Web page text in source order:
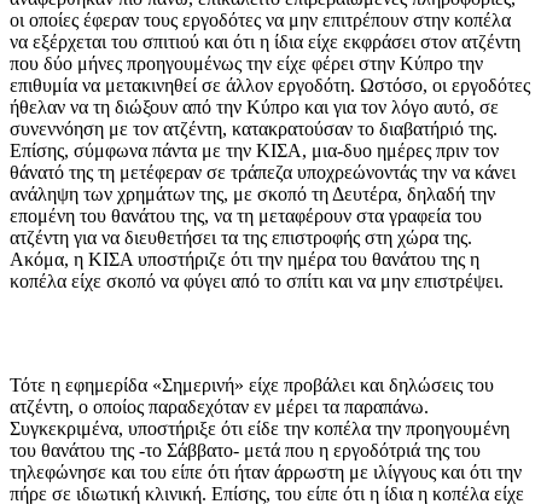
οι οποίες έφεραν τους εργοδότες να μην επιτρέπουν στην κοπέλα
να εξέρχεται του σπιτιού και ότι η ίδια είχε εκφράσει στον ατζέντη
που δύο μήνες προηγουμένως την είχε φέρει στην Κύπρο την
επιθυμία να μετακινηθεί σε άλλον εργοδότη. Ωστόσο, οι εργοδότες
ήθελαν να τη διώξουν από την Κύπρο και για τον λόγο αυτό, σε
συνεννόηση με τον ατζέντη, κατακρατούσαν το διαβατήριό της.
Επίσης, σύμφωνα πάντα με την ΚΙΣΑ, μια-δυο ημέρες πριν τον
θάνατό της τη μετέφεραν σε τράπεζα υποχρεώνοντάς την να κάνει
ανάληψη των χρημάτων της, με σκοπό τη Δευτέρα, δηλαδή την
επομένη του θανάτου της, να τη μεταφέρουν στα γραφεία του
ατζέντη για να διευθετήσει τα της επιστροφής στη χώρα της.
Ακόμα, η ΚΙΣΑ υποστήριζε ότι την ημέρα του θανάτου της η
κοπέλα είχε σκοπό να φύγει από το σπίτι και να μην επιστρέψει.
Τότε η εφημερίδα «Σημερινή» είχε προβάλει και δηλώσεις του
ατζέντη, ο οποίος παραδεχόταν εν μέρει τα παραπάνω.
Συγκεκριμένα, υποστήριξε ότι είδε την κοπέλα την προηγουμένη
του θανάτου της -το Σάββατο- μετά που η εργοδότριά της του
τηλεφώνησε και του είπε ότι ήταν άρρωστη με ιλίγγους και ότι την
πήρε σε ιδιωτική κλινική. Επίσης, του είπε ότι η ίδια η κοπέλα είχε